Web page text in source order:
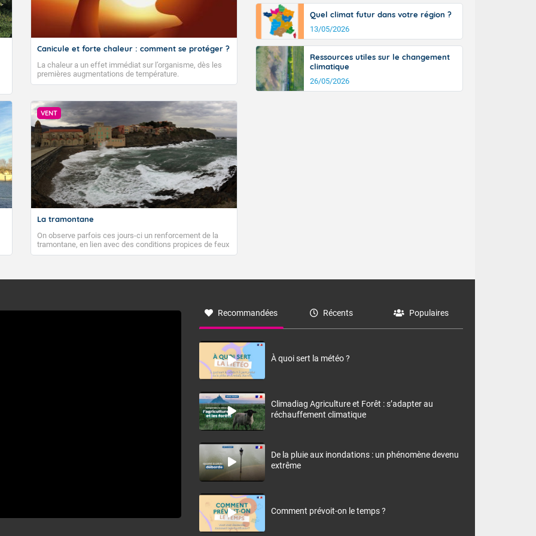
Canicule et forte chaleur : comment se protéger ?
La chaleur a un effet immédiat sur l’organisme, dès les
premières augmentations de température.
VENT
La tramontane
On observe parfois ces jours-ci un renforcement de la
tramontane, en lien avec des conditions propices de feux
de forêt. Mais qu'est-ce que la tramontane ? Quelles sont
à nord-ouest, dans un secteur qui part du Roussillon à la
monts, en allusion aux régions montagneuses d’où
Quel climat futur dans votre région ?
13/05/2026
Ressources utiles sur le changement
climatique
26/05/2026
Recommandées Récents Populaires
À quoi sert la météo ?
Climadiag Agriculture et Forêt : s’adapter au
réchauffement climatique
De la pluie aux inondations : un phénomène devenu
extrême
Comment prévoit-on le temps ?